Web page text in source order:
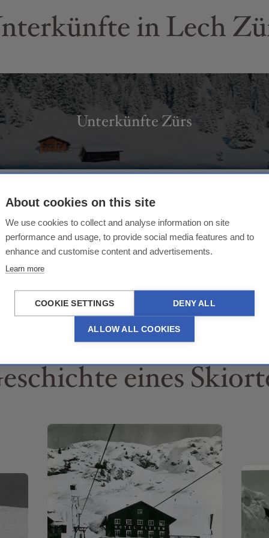
in Lech
Unterkünfte Zürs
eines
About cookies on this site
We use cookies to collect and analyse information on site
performance and usage, to provide social media features and to
enhance and customise content and advertisements.
Learn more
COOKIE SETTINGS DENY ALL
ALLOW ALL COOKIES